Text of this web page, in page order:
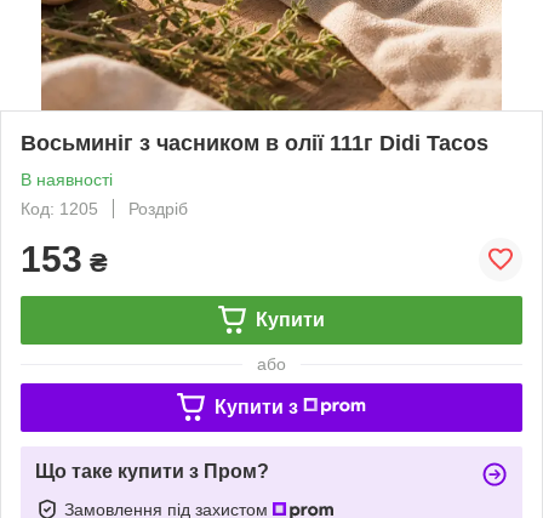
Восьминіг з часником в олії 111г Didi Tacos
В наявності
Код: 1205
Роздріб
153 ₴
Купити
або
Купити з
Що таке купити з Пром?
Замовлення під захистом